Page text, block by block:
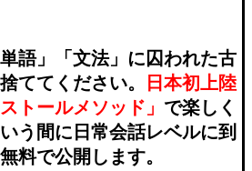
語」「文法」に囚われた古
ててください。
日本初上陸
トールメソッド」 で楽しく
う間に日常会話レベルに到
料で公開します。